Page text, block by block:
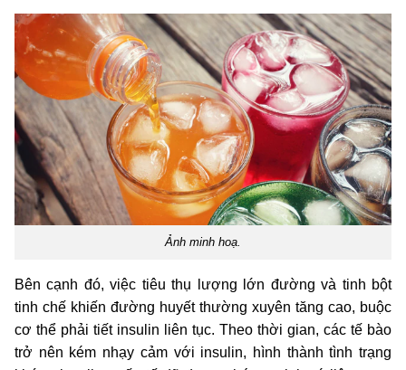
Ảnh minh hoạ.
Bên cạnh đó, việc tiêu thụ lượng lớn đường và tinh bột
tinh chế khiến đường huyết thường xuyên tăng cao, buộc
cơ thể phải tiết insulin liên tục. Theo thời gian, các tế bào
trở nên kém nhạy cảm với insulin, hình thành tình trạng